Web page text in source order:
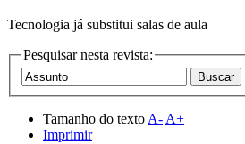
Tecnologia já substitui salas de aula
Pesquisar nesta revista:
Tamanho do texto A- A+
Imprimir